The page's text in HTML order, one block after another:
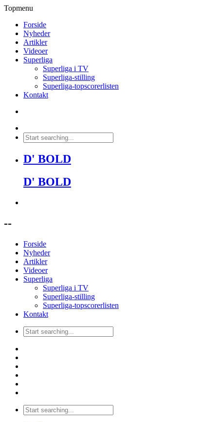
Topmenu
Forside
Nyheder
Artikler
Videoer
Superliga
Superliga i TV
Superliga-stilling
Superliga-topscorerlisten
Kontakt
D' BOLD
D' BOLD
--
Forside
Nyheder
Artikler
Videoer
Superliga
Superliga i TV
Superliga-stilling
Superliga-topscorerlisten
Kontakt